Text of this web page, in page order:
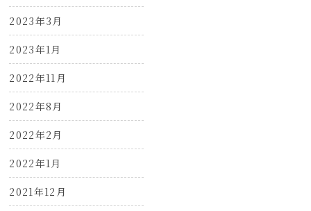
2023年3月
2023年1月
2022年11月
2022年8月
2022年2月
2022年1月
2021年12月